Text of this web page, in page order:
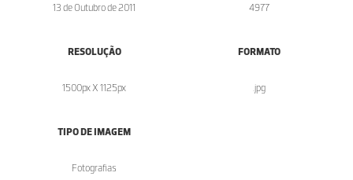
13 de Outubro de 2011 4977
RESOLUÇÃO
1500px X 1125px
FORMATO
.jpg
TIPO DE IMAGEM
Fotografias